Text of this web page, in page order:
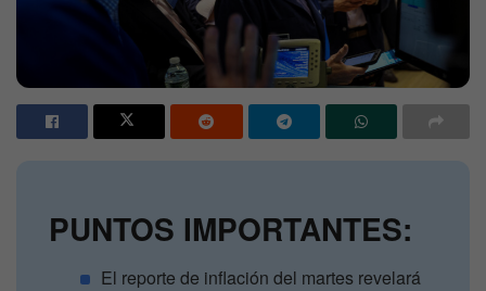
PUNTOS IMPORTANTES:
El reporte de inflación del martes revelará